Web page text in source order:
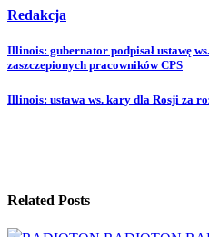
Redakcja
Illinois: gubernator podpisał ustawę
zaszczepionych pracowników CPS
Illinois: ustawa ws. kary dla Rosji za
Related Posts